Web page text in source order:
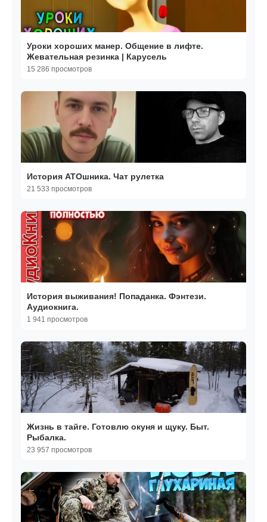
Уроки хороших манер. Общение в лифте.
Жевательная резинка | Карусель
15 286 просмотров
История АТОшника. Чат рулетка
21 533 просмотров
История выживания! Попаданка. Фэнтези.
Аудиокнига.
1 941 просмотров
Жизнь в тайге. Готовлю окуня и щуку. Быт.
Рыбалка.
23 957 просмотров